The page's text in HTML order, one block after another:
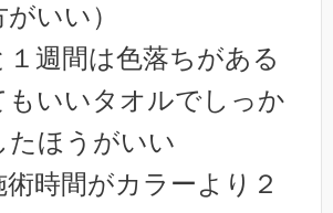
いい）
週間は色落ちがある
もいいタオルでしっか
たほうがいい
時間がカラーより２